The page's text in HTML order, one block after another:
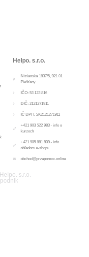
Helpo. s.r.o.
Nitrianska 1837/5, 921 01
Piešťany
IČO: 53 123 816
DIČ: 2121271911
IČ DPH: SK2121271911
+421 903 522 983 - info o
kurzoch
+421 905 881 809 - info
ohľadom e-shopu
obchod@prvapomoc.online
s.r.o.